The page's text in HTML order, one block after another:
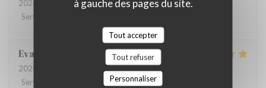
à gauche des pages du site.
Tout accepter
Tout refuser
Personnaliser
2026-07-18
- 19:00 - Couverts 4
Service
Eva
2026-07-16
- 20:00 - Couverts 2
Service
: 4/5 Cuisine:5 /5